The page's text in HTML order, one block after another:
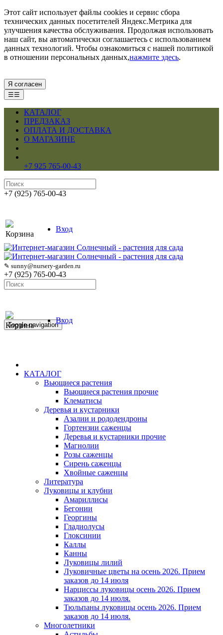
Этот сайт использует файлы cookies и сервис сбора
технических данных посетителей Яндекс.Метрика для
улучшения качества обслуживания. Продолжая использовать
наш сайт, вы автоматически соглашаетесь с использованием
данных технологий. Чтобы ознакомиться с нашей политикой
в отношении персональных данных,нажмите здесь.
Я согласен
☰☰
КАТАЛОГ
ПРЕДЗАКАЗ
ОПЛАТА И ДОСТАВКА
О МАГАЗИНЕ
+7 925 765-00-43
+7 (925) 765-00-43
Корзина
Вход
✎ sunny@nursery-garden.ru
+7 (925) 765-00-43
Корзина
Вход
Toggle navigation
КАТАЛОГ
Вьющиеся растения
Вьющиеся растения прочие
Клематисы
Деревья и кустарники
Азалии и рододендроны
Гортензии саженцы
Деревья и кустарники прочие
Магнолии
Розы саженцы
Сирень саженцы
Хвойные саженцы
Литература
Луковицы и клубни
Амариллисы
Бегонии
Георгины
Гладиолусы
Глоксинии
Каллы
Канны
Луковицы лилий
Луковичные цветы на осень 2026. Прием
заказов до 14 июля
Нарциссы луковицы осень 2026. Прием
заказов до 14 июля.
Тюльпаны луковицы осень 2026. Прием
заказов до 14 июля.
Многолетники